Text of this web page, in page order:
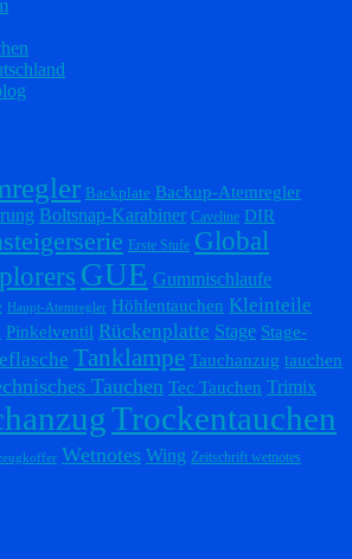
Backplate Backup-Atemregler
Boltsnap-Karabiner Caveline DIR
Erste Stufe Global
GUE Gummischlaufe
Haupt-Atemregler Höhlentauchen Kleinteile
Pinkelventil Rückenplatte Stage Stage-
Tanklampe Tauchanzug tauchen
Tauchen Tec Tauchen Trimix
Trockentauchen
Wetnotes Wing Zeitschrift wetnotes